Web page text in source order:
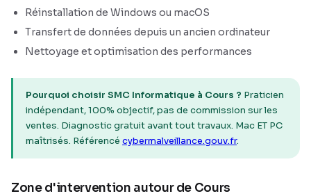
Réinstallation de Windows ou macOS
Transfert de données depuis un ancien ordinateur
Nettoyage et optimisation des performances
Pourquoi choisir SMC Informatique à Cours ? Praticien
indépendant, 100% objectif, pas de commission sur les
ventes. Diagnostic gratuit avant tout travaux. Mac ET PC
maîtrisés. Référencé cybermalveillance.gouv.fr.
Zone d'intervention autour de Cours